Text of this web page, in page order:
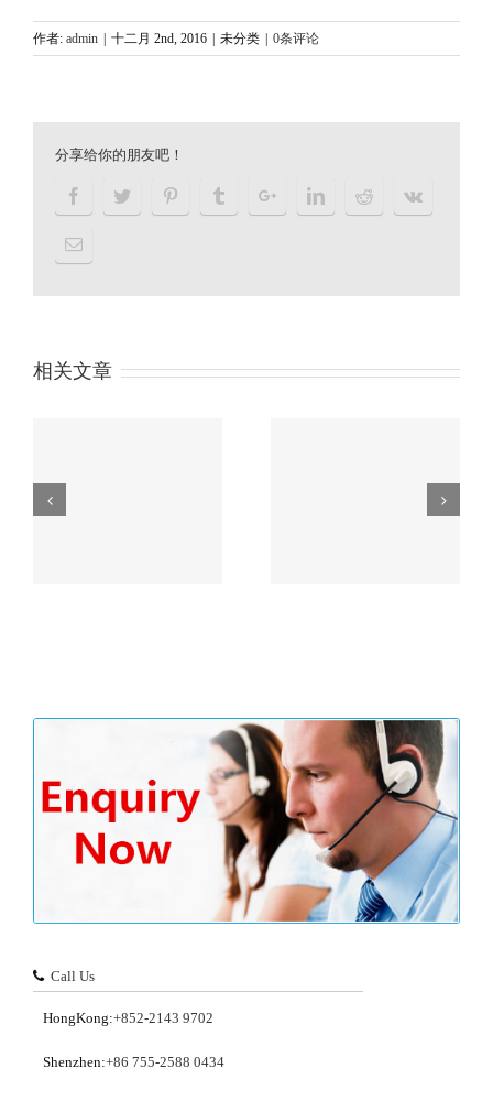
作者: admin 十二月 2nd, 2016 未分类 0条评论
分享给你的朋友吧！
相关文章
Call Us
HongKong:+852-2143 9702
Shenzhen:+86 755-2588 0434